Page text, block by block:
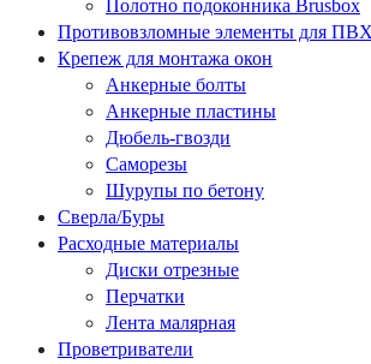
Полотно подоконника Brusbox
Противовзломные элементы для
Крепеж для монтажа окон
Анкерные болты
Анкерные пластины
Дюбель-гвозди
Саморезы
Шурупы по бетону
Сверла/Буры
Расходные материалы
Диски отрезные
Перчатки
Лента малярная
Проветриватели